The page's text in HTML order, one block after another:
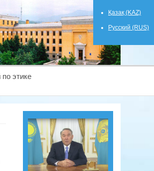
Қазақ (KAZ)
Русский (RUS)
этике